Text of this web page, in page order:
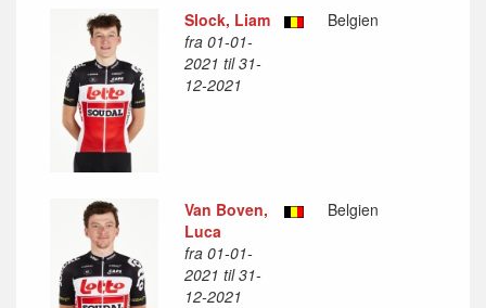
Slock, Liam
fra 01-01-
2021 til 31-
12-2021
Belgien
Van Boven,
Luca
fra 01-01-
2021 til 31-
12-2021
Belgien